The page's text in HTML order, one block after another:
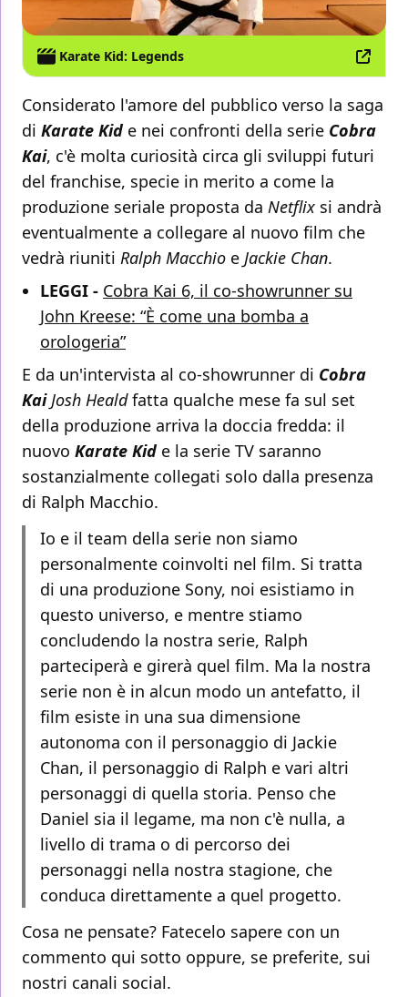
Karate Kid: Legends
Considerato l'amore del pubblico verso la saga
di Karate Kide nei confronti della serie Cobra
Kai, c'è molta curiosità circa gli sviluppi futuri
del franchise, specie in merito a come la
produzione seriale proposta da Netflix si andrà
eventualmente a collegare al nuovo film che
vedrà riuniti Ralph Macchio e Jackie Chan.
LEGGI - Cobra Kai 6, il co-showrunner su
John Kreese: “È come una bomba a
orologeria”
E da un'intervista al co-showrunner di Cobra
Kai Josh Healdfatta qualche mese fa sul set
della produzione arriva la doccia fredda: il
nuovo Karate Kide la serie TV saranno
sostanzialmente collegati solo dalla presenza
di Ralph Macchio.
Io e il team della serie non siamo
personalmente coinvolti nel film. Si tratta
di una produzione Sony, noi esistiamo in
questo universo, e mentre stiamo
concludendo la nostra serie, Ralph
parteciperà e girerà quel film. Ma la nostra
serie non è in alcun modo un antefatto, il
film esiste in una sua dimensione
autonoma con il personaggio di Jackie
Chan, il personaggio di Ralph e vari altri
personaggi di quella storia. Penso che
Daniel sia il legame, ma non c'è nulla, a
livello di trama o di percorso dei
personaggi nella nostra stagione, che
conduca direttamente a quel progetto.
Cosa ne pensate? Fatecelo sapere con un
commento qui sotto oppure, se preferite, sui
nostri canali social.